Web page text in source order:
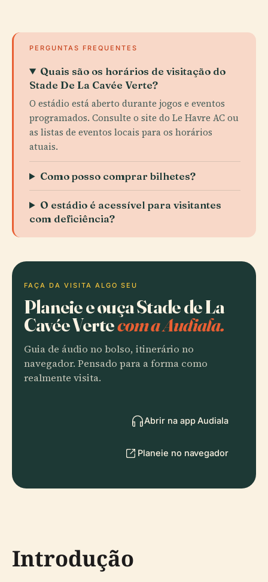
PERGUNTAS FREQUENTES
Quais são os horários de visitação do
Stade De La Cavée Verte?
O estádio está aberto durante jogos e eventos
programados. Consulte o site do Le Havre AC ou
as listas de eventos locais para os horários
atuais.
Como posso comprar bilhetes?
O estádio é acessível para visitantes
com deficiência?
FAÇA DA VISITA ALGO SEU
Planeie e ouça Stade de La
Cavée Vertecom a Audiala.
Guia de áudio no bolso, itinerário no
navegador. Pensado para a forma como
realmente visita.
Abrir na app Audiala
Planeie no navegador
Introdução